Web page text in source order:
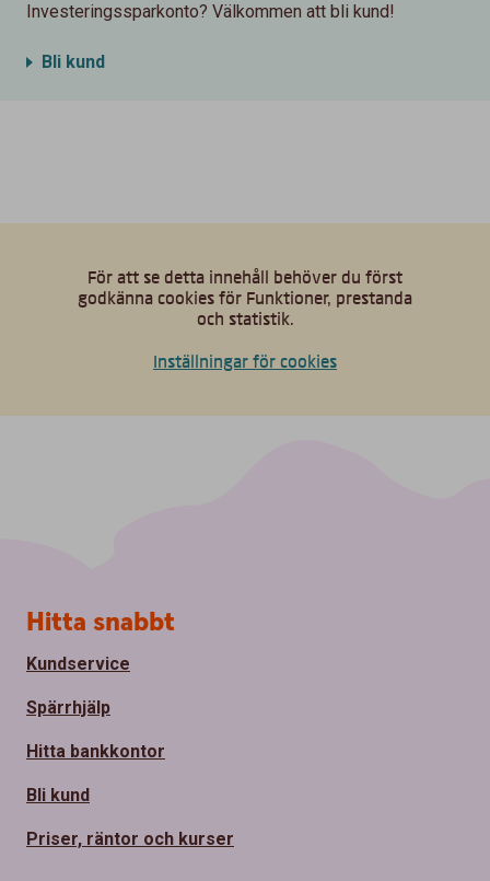
Investeringssparkonto? Välkommen att bli kund!
Bli kund
För att se detta innehåll behöver du först
godkänna cookies för Funktioner, prestanda
och statistik.
Inställningar för cookies
S
i
d
o
t
Hitta snabbt
Kundservice
Spärrhjälp
Hitta bankkontor
Bli kund
Priser, räntor och kurser